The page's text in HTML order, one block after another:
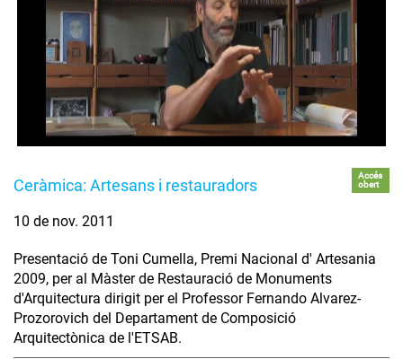
Ceràmica: Artesans i restauradors
Accés
obert
10 de nov. 2011
Presentació de Toni Cumella, Premi Nacional d' Artesania
2009, per al Màster de Restauració de Monuments
d'Arquitectura dirigit per el Professor Fernando Alvarez-
Prozorovich del Departament de Composició
Arquitectònica de l'ETSAB.